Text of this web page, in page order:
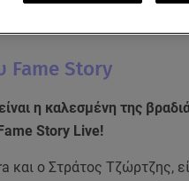
να μείνουν ζωντανοί
Fame Story
η καλεσμένη της
Story Live!
ο Στράτος Τζώρτζης,